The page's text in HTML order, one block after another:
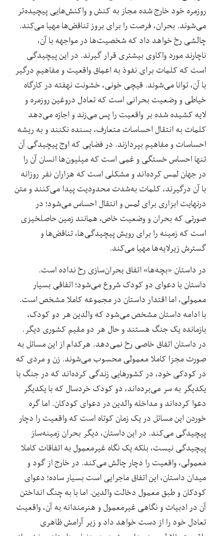
روزمره‌ خود خارج شده مجاز به کنش و واکنش‌هایی پیچیده‌تر
می‌شوند. بحران، فرصت را برای بروز تناقض‌ها مهیا می‌کند.
چالشی رخ خواهد داد که شخصیت‌ها در مواجهه با آن،
ناچارند مورد واکاوی بیشتری قرار گیرند. در این پیچیدگی
است که کلمات برای نفوذ به اعماق واقعیت و مفاهیم درگیر
با آن، توانا می‌شوند. قیچی خونی، خشونت نهفته در کارگاه
خیاطی و وضعیت بحرانی‌ است که تعادل دروغین روزمره و
لایه کشیده شده بر واقعیت را پس می‌زند و اجازه می‌دهد
کلمات به انتقال احساسات متعارف، بسنده نکنند و به ریشه
احساسات و مفاهیم بپردازند. در فضایی که اوج پیچیدگی آن
تنها احساس خستگی و غمی است که میلیون‌ها انسان آن را
در جهان لمس کرده‌اند و مشکلی است که هزاران نفر روزانه
با آن درگیرند، کلمات به‌شدت محدودیت پیدا می‌کنند و متن
درنهایت ابزاری برای لمس و انتقال احساس می‌شود؛ در
صورتی که بحران و وضعیت خاص، همانند زمین حاصلخیزی
است که زمینه را برای رویش پیچیدگی‌ها، تناقض‌ها و
گسترش زیرلایه‌ها مهیا می‌کند.
در داستان «بچه‌ها» اتفاق بحران‌سازی رخ نداده است.
داستان با دعوای دو کودک شروع می‌شود؛ اتفاقی بسیار
معمولی، اما اقتدار داستان در مجموعه کاملا مشخص است.
با ادامه‌ داستان مشخص می‌شود که والدین هر دو کودک،
بازمانده‌ یک جنگ هستند و حال هر دو مقیم کشوری دیگر.
در داستان اتفاق خاصی رخ نمی‌دهد. هرکدام از این مسائل به
صورت مجزا کاملا معمولی محسوب می‌شوند. زن و مردی که
در کودکی خود، در کشورهایی زندگی کرده‌اند که در جنگ با
یکدیگر به سر می‌برده‌اند، دو کودک خردسال که با یکدیگر
دعوا کرده‌اند و مداخله والدین در دعوای کودکان. اما گره‌
خوردن این مسائل در یک زمان کوتاه است که واقعیت را دچار
پیچیدگی می‌کند. در این داستان، دیگر بحران زمینه‌ساز
پیچیدگی نیست، بلکه یک نگاه غیرمعمول به اتفاقات کاملا
معمولی، واقعیت را دچار چالش می‌کند. در خارج از گود و
میدان داستان، این اتفاق ماجرایی است بسیار ساده؛ دعوای
کودکان و طبق معمول دخالت والدین. اما با به چنگ انداختن
آن در ادبیات و نگاهی غیرمعمول و هنرمندانه به آن، واقعیت
تعادل خود را از دست خواهد داد و زیر آرامش ظاهری